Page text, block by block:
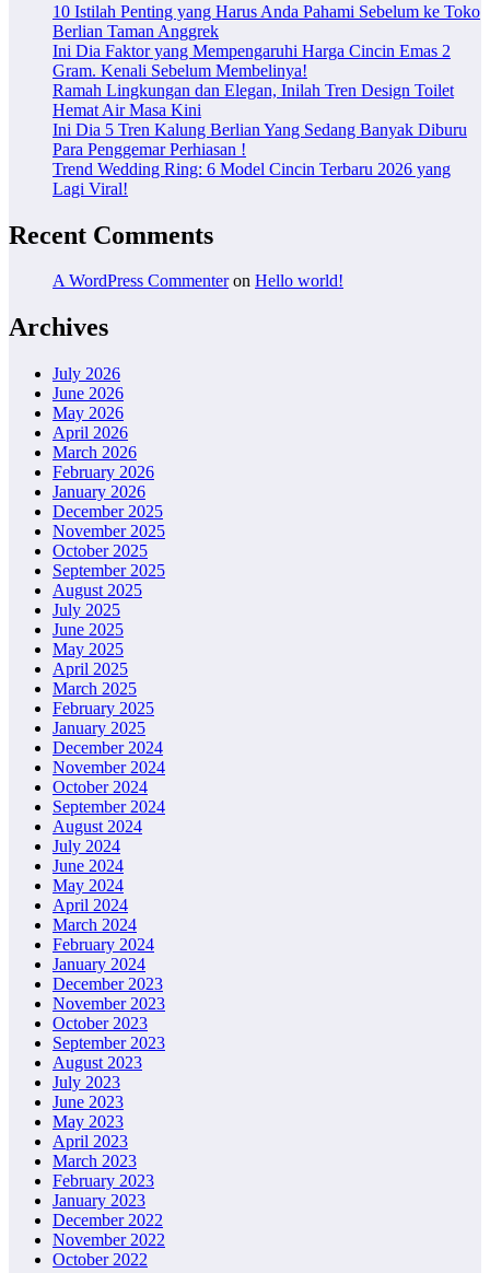
10 Istilah Penting yang Harus Anda Pahami Sebelum ke Toko
Berlian Taman Anggrek
Ini Dia Faktor yang Mempengaruhi Harga Cincin Emas 2
Gram. Kenali Sebelum Membelinya!
Ramah Lingkungan dan Elegan, Inilah Tren Design Toilet
Hemat Air Masa Kini
Ini Dia 5 Tren Kalung Berlian Yang Sedang Banyak Diburu
Para Penggemar Perhiasan !
Trend Wedding Ring: 6 Model Cincin Terbaru 2026 yang
Lagi Viral!
Recent Comments
A WordPress Commenteron Hello world!
Archives
July 2026
June 2026
May 2026
April 2026
March 2026
February 2026
January 2026
December 2025
November 2025
October 2025
September 2025
August 2025
July 2025
June 2025
May 2025
April 2025
March 2025
February 2025
January 2025
December 2024
November 2024
October 2024
September 2024
August 2024
July 2024
June 2024
May 2024
April 2024
March 2024
February 2024
January 2024
December 2023
November 2023
October 2023
September 2023
August 2023
July 2023
June 2023
May 2023
April 2023
March 2023
February 2023
January 2023
December 2022
November 2022
October 2022